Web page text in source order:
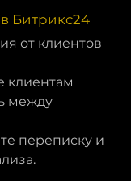
Битрикс24
от клиентов
клиентам
между
переписку и